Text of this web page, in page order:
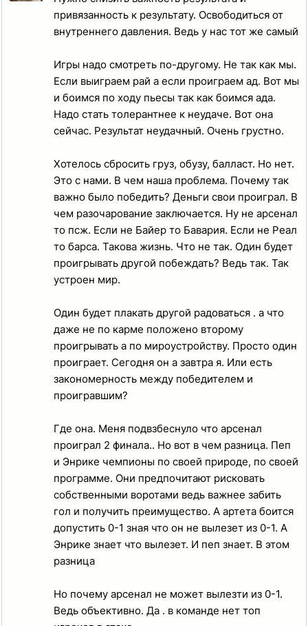
привязанность к результату. Освободиться от
внутреннего давления. Ведь у нас тот же самый
Игры надо смотреть по-другому. Не так как мы.
Если выиграем рай а если проиграем ад. Вот мы
и боимся по ходу пьесы так как боимся ада.
Надо стать толерантнее к неудаче. Вот она
сейчас. Результат неудачный. Очень грустно.
Хотелось сбросить груз, обузу, балласт. Но нет.
Это с нами. В чем наша проблема. Почему так
важно было победить? Деньги свои проиграл. В
чем разочарование заключается. Ну не арсенал
то псж. Если не Байер то Бавария. Если не Реал
то барса. Такова жизнь. Что не так. Один будет
проигрывать другой побеждать? Ведь так. Так
устроен мир.
Один будет плакать другой радоваться . а что
даже не по карме положено второму
проигрывать а по мироустройству. Просто один
проиграет. Сегодня он а завтра я. Или есть
закономерность между победителем и
проигравшим?
Где она. Меня подвзбеснуло что арсенал
проиграл 2 финала.. Но вот в чем разница. Пеп
и Энрике чемпионы по своей природе, по своей
программе. Они предпочитают рисковать
собственными воротами ведь важнее забить
гол и получить преимущество. А артета боится
допустить 0-1 зная что он не вылезет из 0-1. А
Энрике знает что вылезет. И пеп знает. В этом
разница
Но почему арсенал не может вылезти из 0-1.
Ведь объективно. Да . в команде нет топ